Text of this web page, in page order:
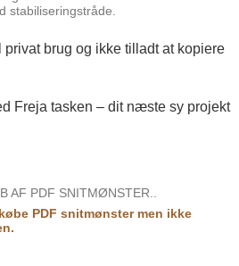
stabiliseringstråde.
brug og ikke tilladt at kopiere
Freja tasken – dit næste sy projekt
AF PDF SNITMØNSTER..
PDF snitmønster men ikke